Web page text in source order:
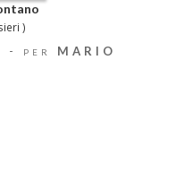
)
- PER
MARIO